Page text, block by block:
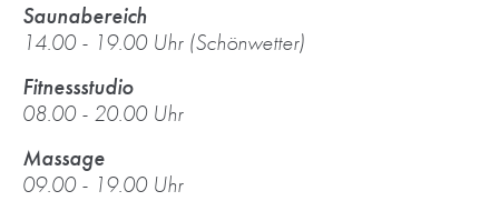
Saunabereich
14.00 - 19.00 Uhr (Schönwetter)
Fitnessstudio
08.00 - 20.00 Uhr
Massage
09.00 - 19.00 Uhr